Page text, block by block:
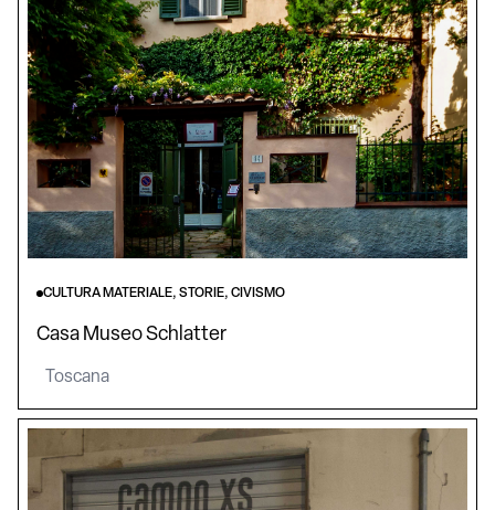
CULTURA MATERIALE, STORIE, CIVISMO
Casa Museo Schlatter
Toscana